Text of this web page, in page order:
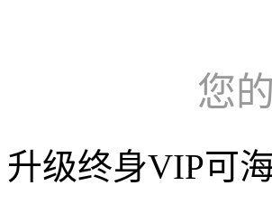
您
升级终身VIP可